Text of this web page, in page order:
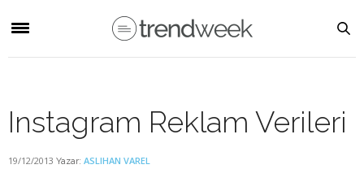
Instagram Reklam Verileri
19/12/2013 Yazar: ASLIHAN VAREL